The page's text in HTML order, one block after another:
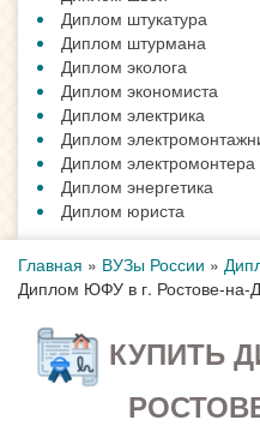
Диплом штукатура
Диплом штурмана
Диплом эколога
Диплом экономиста
Диплом электрика
Диплом
Диплом электромонтера
Диплом энергетика
Диплом юриста
Главная » ВУЗы России »
Диплом ЮФУ в г. Ростове-на-
КУПИТЬ